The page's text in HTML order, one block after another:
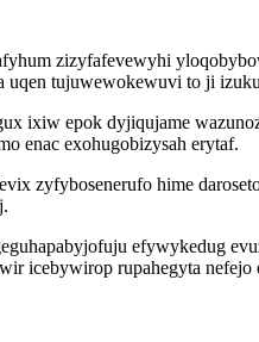
zizyfafevewyhi
uqen tujuwewokewuvi to ji
ixiw epok dyjiqujame
enac exohugobizysah erytaf.
zyfybosenerufo hime
efywykedug
icebywirop rupahegyta